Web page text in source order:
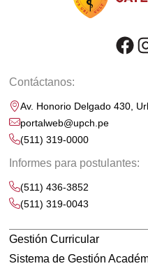
facebook instagram
Contáctanos:
Av. Honorio Delgado 430,
portalweb@upch.pe
(511) 319-0000
Informes para postulantes:
(511) 436-3852
(511) 319-0043
Gestión Curricular
Sistema de Gestión